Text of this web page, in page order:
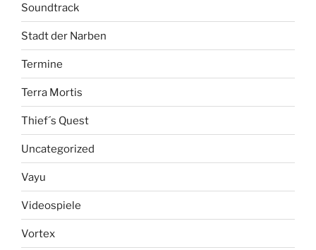
Soundtrack
Stadt der Narben
Termine
Terra Mortis
Thief´s Quest
Uncategorized
Vayu
Videospiele
Vortex